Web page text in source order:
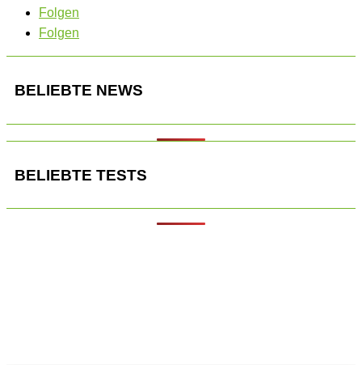
Folgen
Folgen
BELIEBTE NEWS
BELIEBTE TESTS